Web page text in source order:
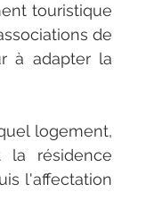
touristique
de
à adapter la
logement,
la résidence
l'affectation